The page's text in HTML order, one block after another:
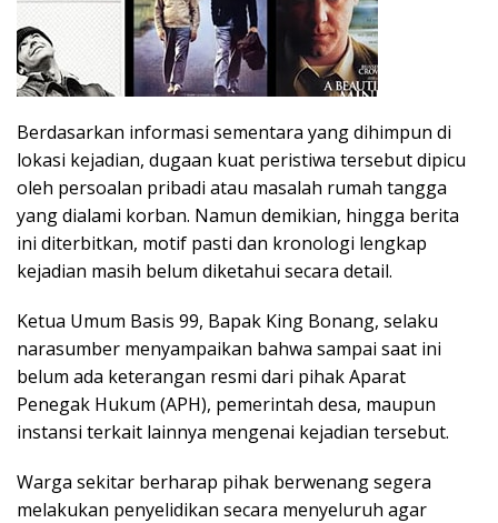
Berdasarkan informasi sementara yang dihimpun di
lokasi kejadian, dugaan kuat peristiwa tersebut dipicu
oleh persoalan pribadi atau masalah rumah tangga
yang dialami korban. Namun demikian, hingga berita
ini diterbitkan, motif pasti dan kronologi lengkap
kejadian masih belum diketahui secara detail.
Ketua Umum Basis 99, Bapak King Bonang, selaku
narasumber menyampaikan bahwa sampai saat ini
belum ada keterangan resmi dari pihak Aparat
Penegak Hukum (APH), pemerintah desa, maupun
instansi terkait lainnya mengenai kejadian tersebut.
Warga sekitar berharap pihak berwenang segera
melakukan penyelidikan secara menyeluruh agar